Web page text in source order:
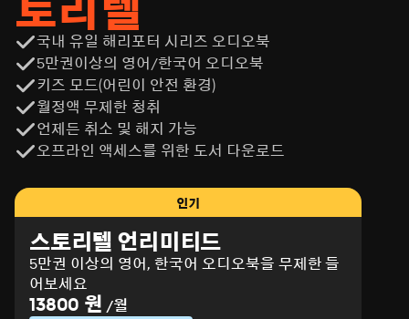
토리텔
국내 유일 해리포터 시리즈 오디오북
5만권이상의 영어/한국어 오디오북
키즈 모드(어린이 안전 환경)
월정액 무제한 청취
언제든 취소 및 해지 가능
오프라인 액세스를 위한 도서 다운로드
인기
스토리텔 언리미티드
5만권 이상의 영어, 한국어 오디오북을 무제한 들
어보세요
13800 원 /월